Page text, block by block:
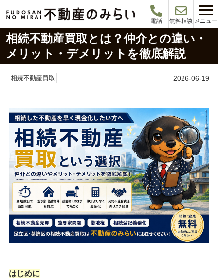
電話 無料相談 メニュー
相続不動産買取とは？仲介との違い・
メリット・デメリットを徹底解説
相続不動産買取 2026-06-19
はじめに